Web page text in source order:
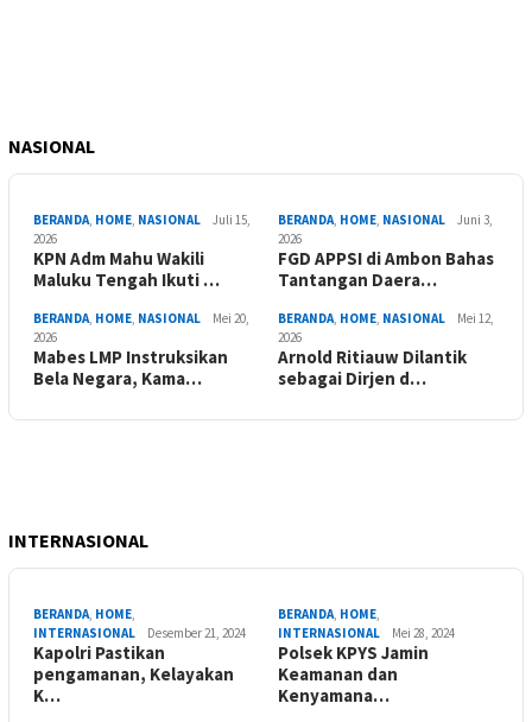
NASIONAL
BERANDA, HOME, NASIONAL
Juli 15,
2026
KPN Adm Mahu Wakili
Maluku Tengah Ikuti …
BERANDA, HOME, NASIONAL
Juni 3,
2026
FGD APPSI di Ambon Bahas
Tantangan Daera…
BERANDA, HOME, NASIONAL
Mei 20,
2026
Mabes LMP Instruksikan
Bela Negara, Kama…
BERANDA, HOME, NASIONAL
Mei 12,
2026
Arnold Ritiauw Dilantik
sebagai Dirjen d…
INTERNASIONAL
BERANDA, HOME,
INTERNASIONAL
Desember 21, 2024
Kapolri Pastikan
pengamanan, Kelayakan
K…
BERANDA, HOME,
INTERNASIONAL
Mei 28, 2024
Polsek KPYS Jamin
Keamanan dan
Kenyamana…